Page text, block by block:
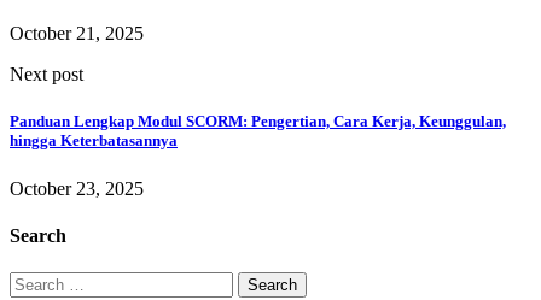
October 21, 2025
Next post
Panduan Lengkap Modul SCORM: Pengertian, Cara Kerja, Keunggulan,
hingga Keterbatasannya
October 23, 2025
Search